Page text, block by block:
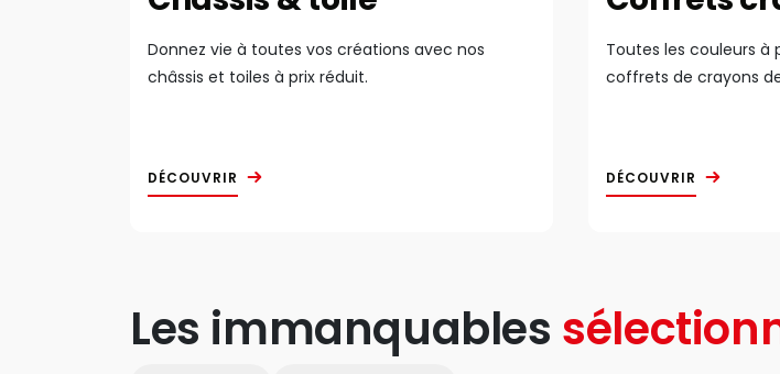
Donnez vie à toutes vos créations avec nos
châssis et toiles à prix réduit.
DÉCOUVRIR
Toutes les couleurs
coffrets de crayons
DÉCOUVRIR
Les immanquables